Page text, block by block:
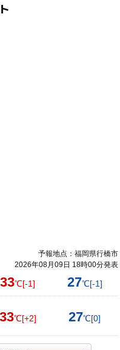
予報地点：福岡県行橋市
2026年08月09日 18時00分発表
33℃[-1] 27℃[-1]
33℃[+2] 27℃[0]